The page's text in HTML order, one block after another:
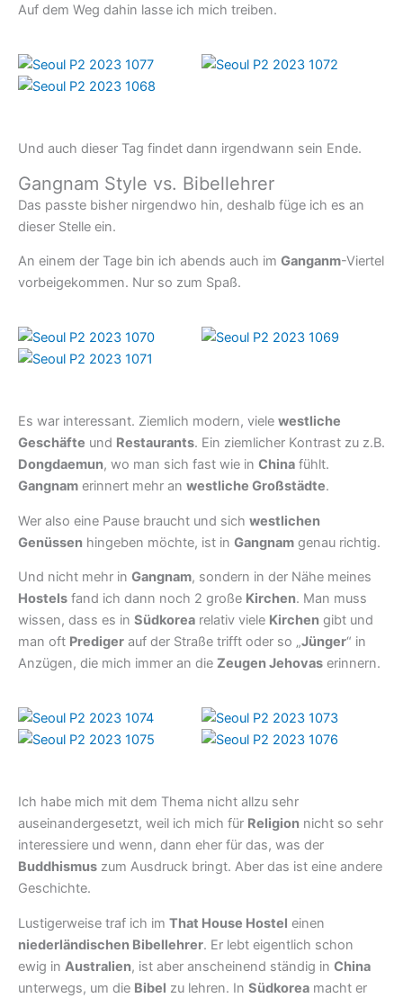
Auf dem Weg dahin lasse ich mich treiben.
Und auch dieser Tag findet dann irgendwann sein Ende.
Gangnam Style vs. Bibellehrer
Das passte bisher nirgendwo hin, deshalb füge ich es an
dieser Stelle ein.
An einem der Tage bin ich abends auch im Ganganm-Viertel
vorbeigekommen. Nur so zum Spaß.
Es war interessant. Ziemlich modern, viele westliche
Geschäfte und Restaurants. Ein ziemlicher Kontrast zu z.B.
Dongdaemun, wo man sich fast wie in China fühlt.
Gangnam erinnert mehr an westliche Großstädte.
Wer also eine Pause braucht und sich westlichen
Genüssen hingeben möchte, ist in Gangnam genau richtig.
Und nicht mehr in Gangnam, sondern in der Nähe meines
Hostels fand ich dann noch 2 große Kirchen. Man muss
wissen, dass es in Südkorea relativ viele Kirchen gibt und
man oft Prediger auf der Straße trifft oder so „Jünger“ in
Anzügen, die mich immer an die Zeugen Jehovas erinnern.
Ich habe mich mit dem Thema nicht allzu sehr
auseinandergesetzt, weil ich mich für Religion nicht so sehr
interessiere und wenn, dann eher für das, was der
Buddhismus zum Ausdruck bringt. Aber das ist eine andere
Geschichte.
Lustigerweise traf ich im That House Hostel einen
niederländischen Bibellehrer. Er lebt eigentlich schon
ewig in Australien, ist aber anscheinend ständig in China
unterwegs, um die Bibel zu lehren. In Südkorea macht er